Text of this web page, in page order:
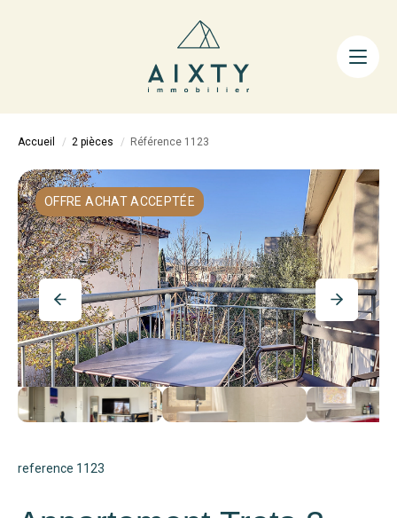
ACHETER
AIXTY & VOUS
Nos Agences
Nos Équipes
Nos Tarifs
Nos Biens Vendus
Notre City Guide
Accueil 2 pièces Référence 1123
OFFRE ACHAT ACCEPTÉE
reference 1123